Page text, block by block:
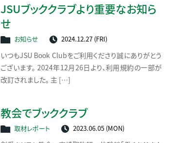
JSUブッククラブより重要なお知ら
せ
お知らせ 2024.12.27 (FRI)
いつもJSU Book Clubをご利用くださり誠にありがとう
ございます。 2024年12月26日より、利用規約の一部が
改訂されました。 主 […]
教会でブッククラブ
取材レポート 2023.06.05 (MON)